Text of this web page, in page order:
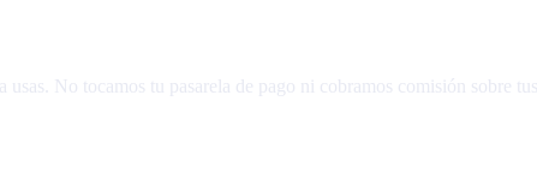
No tocamos tu pasarela de pago ni cobramos comisión sobre